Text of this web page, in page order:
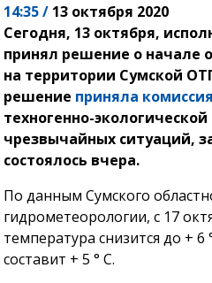
14:35 / 13 октября 2020
Сегодня, 13 октября,
принял решение о начале
на территории Сумской
решение приняла комиссия
техногенно-
чрезвычайных ситуаций,
состоялось вчера.
По данным Сумского
гидрометеорологии, с 17
температура снизится до + 6
составит + 5 ° С.